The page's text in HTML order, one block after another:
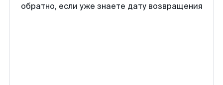
обратно, если уже знаете дату возвращения